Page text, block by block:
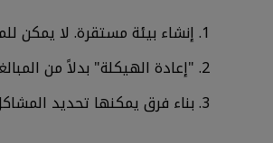
إنشاء بيئة مستقرة. لا يمكن
"إعادة الهيكلة" بدلاً من
بناء فرق يمكنها تحديد